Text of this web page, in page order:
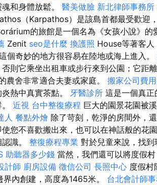
和身體放鬆。 醫美做臉 新北律師事務所
（Karpathos）是該島首都最受歡迎
的旅館是一個名為《女孩小說》的
Zenit seo是什麼 換護照 House等著客
個奇妙的地方很容易在陸地或海上進入。
則它乘坐出租車或步行來到公園；它距
農舍非常適合夫妻或家庭。 搬家公司費
熱中真實茶點。 牙醫診所 這是一個真
近視 台中整復療程 巨大的園景花園被
人 餐點外燴 除了苛刻，乾淨的房間外，
您不喜歡搬出來，也可以在神話般的花
識。 整復療程專業 對於兒童來說，找到
助聽器多少錢 當然，我們還可以將度假
計師 廚房設備 徵信公司 長照中心 度假村
內創建，高度為1465米。 台北會計師